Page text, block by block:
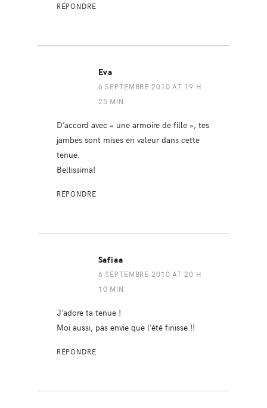
RÉPONDRE
Eva
6 SEPTEMBRE 2010 AT 19 H
25 MIN
D’accord avec « une armoire de fille », tes
jambes sont mises en valeur dans cette
tenue.
Bellissima!
RÉPONDRE
Safiaa
6 SEPTEMBRE 2010 AT 20 H
10 MIN
J’adore ta tenue !
Moi aussi, pas envie que l’été finisse !!
RÉPONDRE